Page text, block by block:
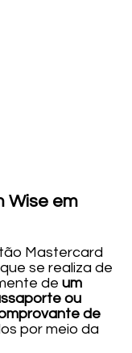
Wise em
Mastercard
se realiza de
deum
ou
de
por meio da